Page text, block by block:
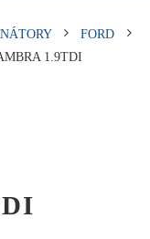
FORD
1.9TDI